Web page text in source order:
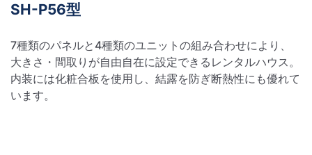
SH-P56型
7種類のパネルと4種類のユニットの組み合わせにより、
大きさ・間取りが自由自在に設定できるレンタルハウス。
内装には化粧合板を使用し、結露を防ぎ断熱性にも優れて
います。